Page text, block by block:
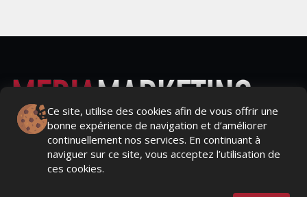
Ce site, utilise des cookies afin de vous offrir une
bonne expérience de navigation et d’améliorer
continuellement nos services. En continuant à
naviguer sur ce site, vous acceptez l’utilisation de
ces cookies.
Actualités Média, Actualités Com/Market/Ntic, Actualités
Distrib, Dossier, Interview, Stratégies, Communication,
Marques avenue, Relations presse, Créa, Baromètre,
People, Métier, Profil...